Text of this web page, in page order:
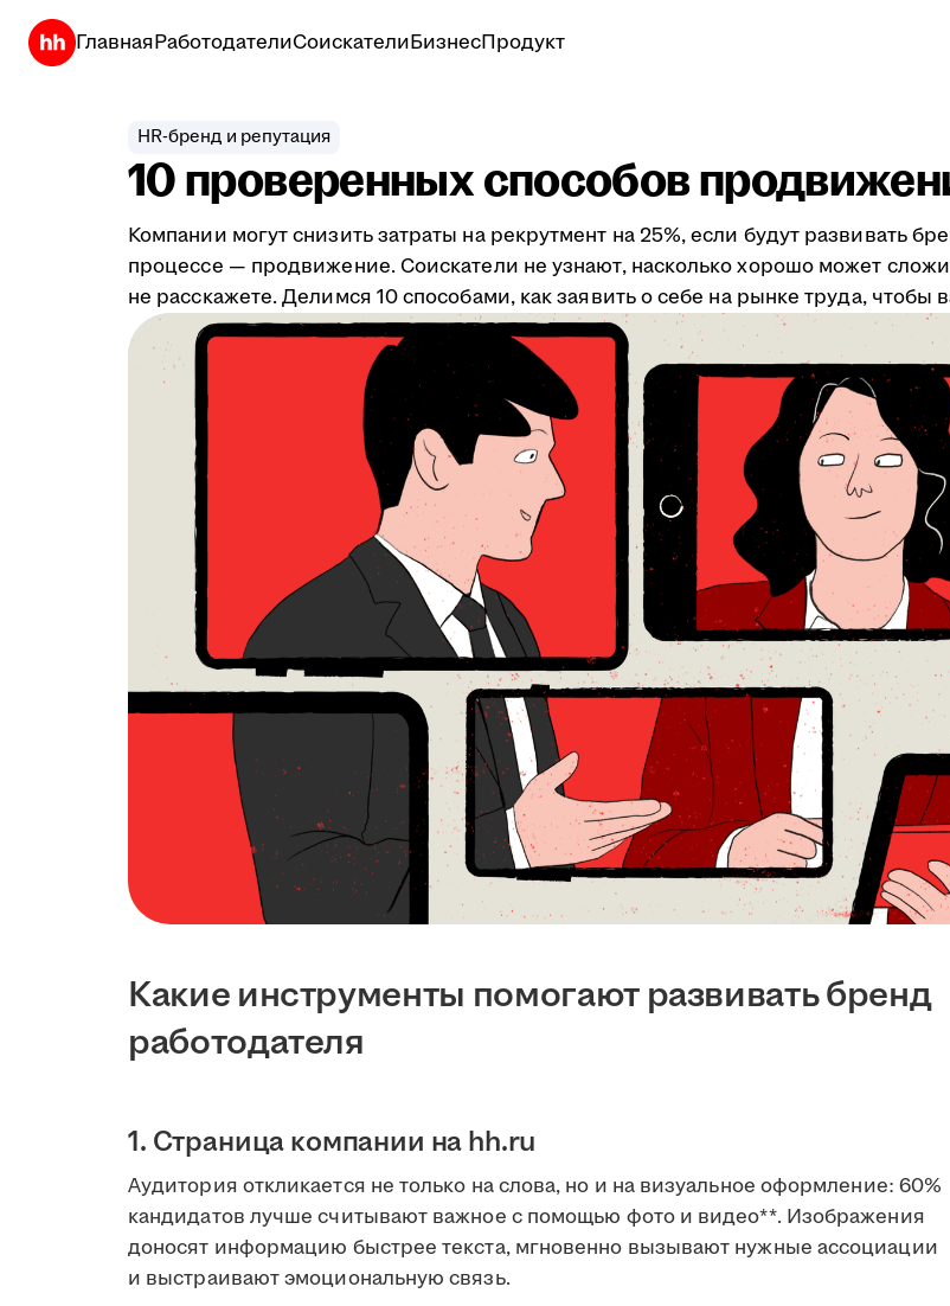
ГлавнаяРаботодателиСоискателиБизнесПродукт
HR-бренд и репутация
10 проверенных способов
Компании могут снизить затраты на рекрутмент на 25%, если будут развивать
процессе — продвижение. Соискатели не узнают, насколько хорошо может
не расскажете. Делимся 10 способами, как заявить о себе на рынке труда, чтобы
Какие инструменты помогают развивать бренд
работодателя
1. Страница компании на hh.ru
Аудитория откликается не только на слова, но и на визуальное оформление: 60%
кандидатов лучше считывают важное с помощью фото и видео**. Изображения
доносят информацию быстрее текста, мгновенно вызывают нужные ассоциации
и выстраивают эмоциональную связь.